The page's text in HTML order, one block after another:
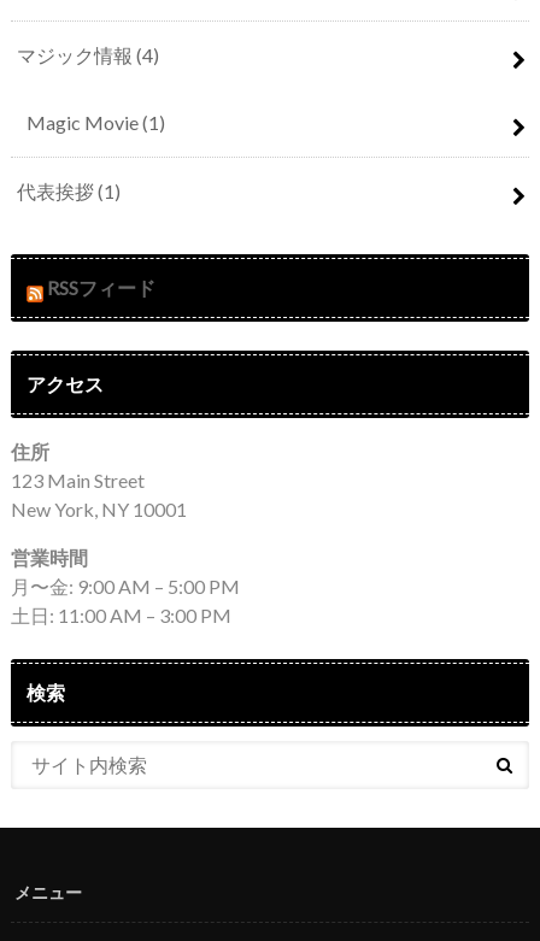
マジック情報 (4)
Magic Movie(1)
代表挨拶(1)
RSSフィード
アクセス
住所
123 Main Street
New York, NY 10001
営業時間
月〜金: 9:00 AM – 5:00 PM
土日: 11:00 AM – 3:00 PM
検索
メニュー